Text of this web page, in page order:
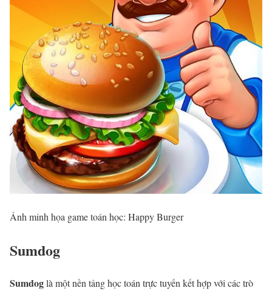
Ảnh minh họa game toán học: Happy Burger
Sumdog
Sumdoglà một nền tảng học toán trực tuyến kết hợp với các trò